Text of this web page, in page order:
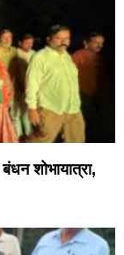
शोभायात्रा,